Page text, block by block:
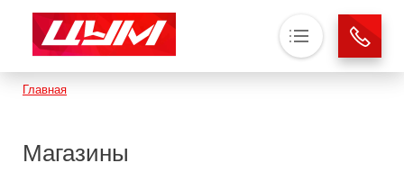
Строка навигации
Главная
Магазины